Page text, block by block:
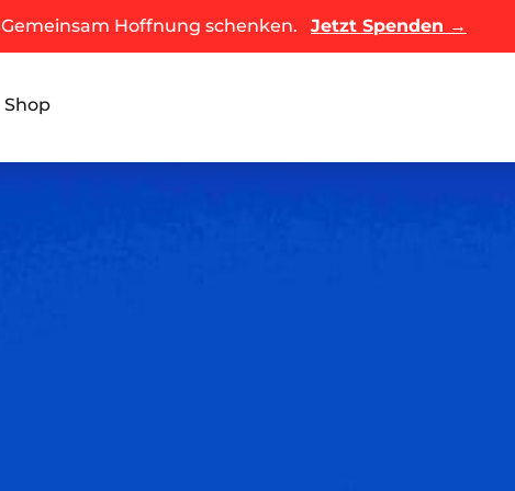
Gemeinsam Hoffnung schenken. Jetzt Spenden →
Shop